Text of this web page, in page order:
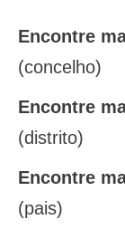
Encontre
(concelho)
Encontre
(distrito)
Encontre
(pais)